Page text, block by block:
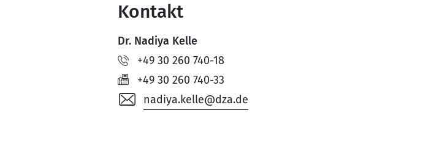
Kontakt
Dr. Nadiya Kelle
+49 30 260 740-18
+49 30 260 740-33
nadiya.kelle@dza.de